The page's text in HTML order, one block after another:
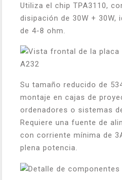
Utiliza el chip TPA3110,
disipación de 30W + 30W,
de 4-8 ohm.
Su tamaño reducido de 53
montaje en cajas de
ordenadores o sistemas
Requiere una fuente de
con corriente mínima de
plena potencia.